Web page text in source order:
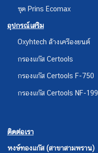
ชุด Prins Ecomax
อุปกรณ์เสริม
Oxyhtech ล้างเครืองยนต์
กรองแก๊ส Certools
กรองแก๊ส Certools F-750
กรองแก๊ส Certools NF-199
ติดต่อเรา
หงษ์ทองแก๊ส (สาขาสามพราน)